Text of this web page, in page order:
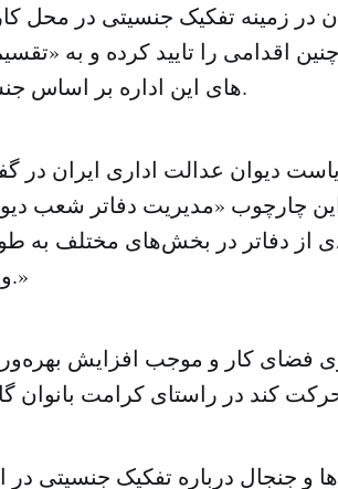
در زمینه تفکیک جنسیتی در محل
اقدامی را تایید کرده و به
های این اداره بر اساس جنسیت پرداخته اند.
دیوان عدالت اداری ایران در
چارچوب «مدیریت دفاتر شعب
از دفاتر در بخش‌های مختلف به
واگذار شده است.»
فضای کار و موجب افزایش
و جنجال درباره تفکیک جنسیتی در